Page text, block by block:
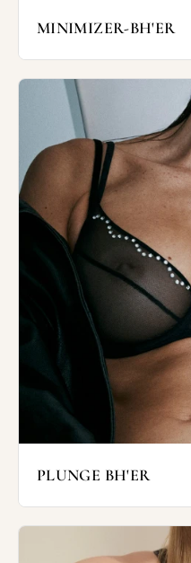
MINIMIZER-BH'ER
ønsker at reducere
uden at gå på
komfort. En
brystvævet jævnt,
mere harmonisk ud
med at den giver
Minimizer-bh’er er
når du ønsker en
skjorter, bluser
vores sortiment
med både bøjle og
hvad du foretrækker.
Hos Wunderwear
fra kendte mærker.
minimizer-bh’er
diskrete detaljer, så
både kropsnært og
komfort og stil i ét.
SHOP MINIMIZER-
PLUNGE BH'ER
udskæring i midten,
perfekte til tøj med